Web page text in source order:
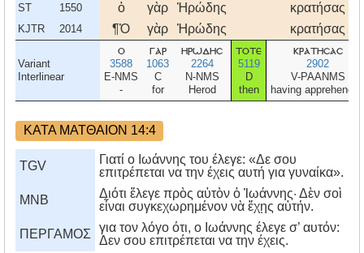
ST 1550 ὁ γὰρ Ἡρώδης κρατήσας
KJTR 2014 ¶Ὁ γὰρ Ἡρώδης κρατήσας
Variant
Interlinear
ο
3588
E-NMS
-
γαρ
1063
C
for
ηρωδησ
2264
N-NMS
Herod
τοτε
5119
D
then
κρατησασ
2902
V-PAANMS
having apprehended
ΚΑΤΑ ΜΑΤΘΑΙΟΝ 14:4
TGV
Γιατί ο Ιωάννης του έλεγε: «Δε σου
επιτρέπεται να την έχεις αυτή για γυναίκα».
MNB
Διότι ἔλεγε πρὸς αὐτὸν ὁ Ἰωάννης· Δὲν σοὶ
εἶναι συγκεχωρημένον νὰ ἔχῃς αὐτήν.
ΠΕΡΓΑΜΟΣ
για τον λόγο ότι, ο Iωάννης έλεγε σ’ αυτόν:
Δεν σου επιτρέπεται να την έχεις.